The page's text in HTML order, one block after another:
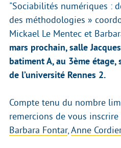
"Sociabilités numériques :
des méthodologies »
Mickael Le Mentec et
mars prochain, salle
batiment A, au 3ème étage,
de l’université Rennes 2.
Compte tenu du nombre
remercions de vous
Barbara Fontar, Anne